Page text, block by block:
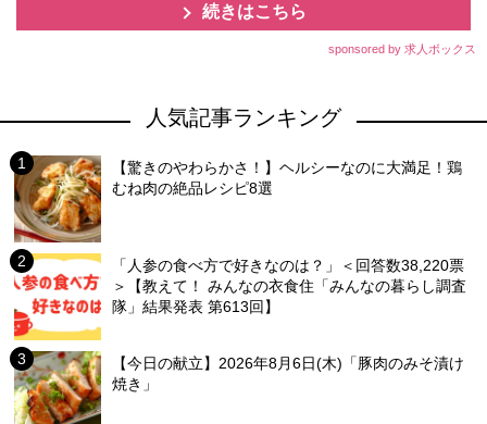
続きはこちら
sponsored by 求人ボックス
人気記事ランキング
【驚きのやわらかさ！】ヘルシーなのに大満足！鶏
むね肉の絶品レシピ8選
「人参の食べ方で好きなのは？」＜回答数38,220票
＞【教えて！ みんなの衣食住「みんなの暮らし調査
隊」結果発表 第613回】
【今日の献立】2026年8月6日(木)「豚肉のみそ漬け
焼き」